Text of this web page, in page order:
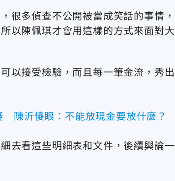
很多偵查不公開被當成笑話的事情，
以陳佩琪才會用這樣的方式來面對大
以接受檢驗，而且每一筆金流，秀出
陳沂傻眼：不能放現金要放什麼？
去看這些明細表和文件，後續輿論一